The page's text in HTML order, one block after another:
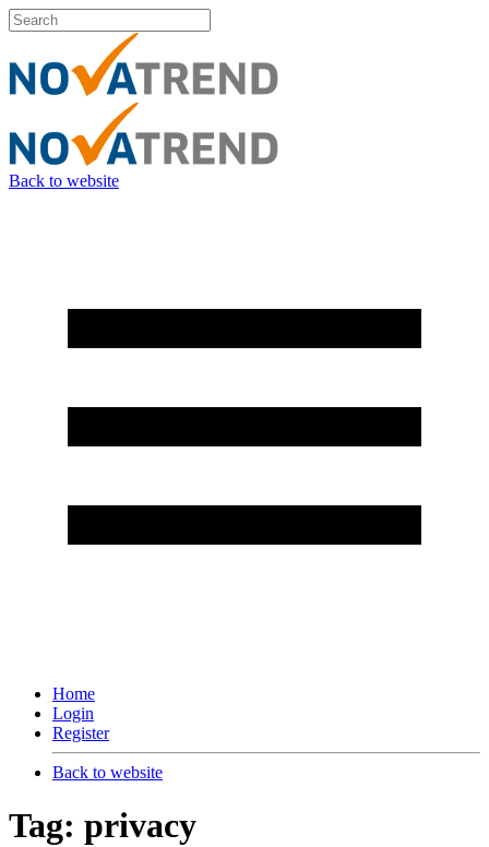
Back to website
Home
Login
Register
Back to website
Tag: privacy